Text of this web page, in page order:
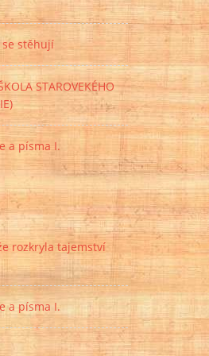
se stěhují
STAROVEKÉHO
a písma I.
rozkryla tajemství
a písma I.